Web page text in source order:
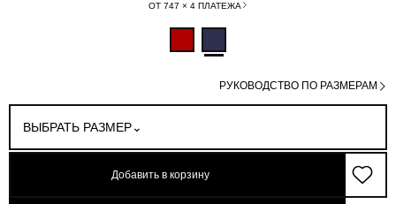
ОТ 747 × 4 ПЛАТЕЖА
ВЫБРАТЬ РАЗМЕР
РУКОВОДСТВО ПО РАЗМЕРАМ
Добавить в корзину